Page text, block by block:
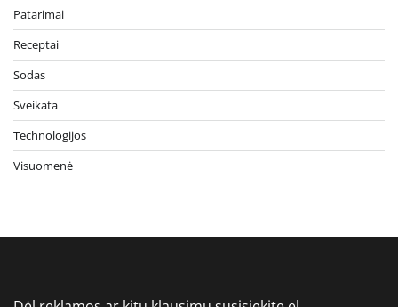
Patarimai
Receptai
Sodas
Sveikata
Technologijos
Visuomenė